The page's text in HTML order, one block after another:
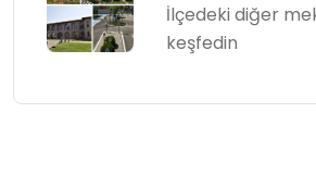
İlçedeki diğer
keşfedin